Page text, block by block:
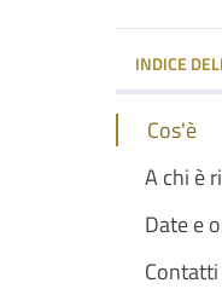
INDICE
Cos'è
A chi è
Date e
Contatti